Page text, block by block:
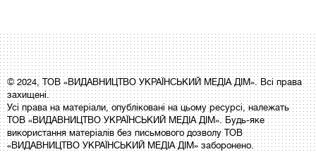
© 2024, ТОВ «ВИДАВНИЦТВО УКРАЇНСЬКИЙ МЕДІА ДІМ». Всі права
захищені.
Усі права на матеріали, опубліковані на цьому ресурсі, належать
ТОВ «ВИДАВНИЦТВО УКРАЇНСЬКИЙ МЕДІА ДІМ». Будь-яке
використання матеріалів без письмового дозволу ТОВ
«ВИДАВНИЦТВО УКРАЇНСЬКИЙ МЕДІА ДІМ» заборонено.